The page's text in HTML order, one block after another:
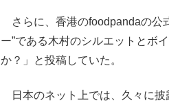
さらに、香港のfoodpandaの公
ー”である木村のシルエットとボ
か？」と投稿していた。
日本のネット上では、久々に披